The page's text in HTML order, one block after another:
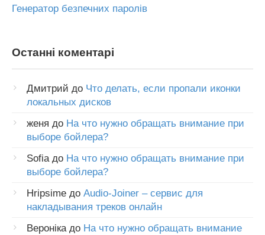
Генератор безпечних паролів
Останні коментарі
Дмитрий до Что делать, если пропали иконки
локальных дисков
женя до На что нужно обращать внимание при
выборе бойлера?
Sofia до На что нужно обращать внимание при
выборе бойлера?
Hripsime до Audio-Joiner – сервис для
накладывания треков онлайн
Вероніка до На что нужно обращать внимание